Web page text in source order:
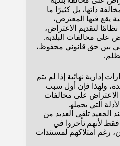
ذاتها، بل كثيرًا ما
يقع فيها المعترض،
لتقديم الاعتراض،
على مخالفات البلدية.
بين حق قانوني محفوظ،
إدارية نهائية إذا لم يتم
ولهذا فإن أول سبب
على مخالفات
التي يحملها
تلقى العديد من
فقط لأنهم تأخروا في
رغم امتلاكهم لمستندات